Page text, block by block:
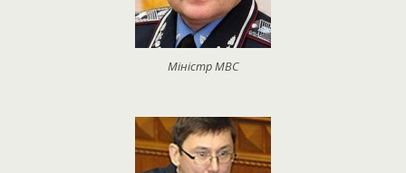
Міністр МВС